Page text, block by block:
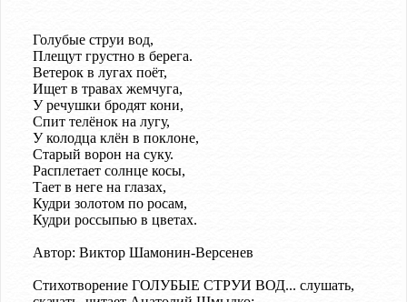
Голубые струи вод,
Плещут грустно в берега.
Ветерок в лугах поёт,
Ищет в травах жемчуга,
У речушки бродят кони,
Спит телёнок на лугу,
У колодца клён в поклоне,
Старый ворон на суку.
Расплетает солнце косы,
Тает в неге на глазах,
Кудри золотом по росам,
Кудри россыпью в цветах.
Автор: Виктор Шамонин-Версенев
Стихотворение ГОЛУБЫЕ СТРУИ ВОД... слушать,